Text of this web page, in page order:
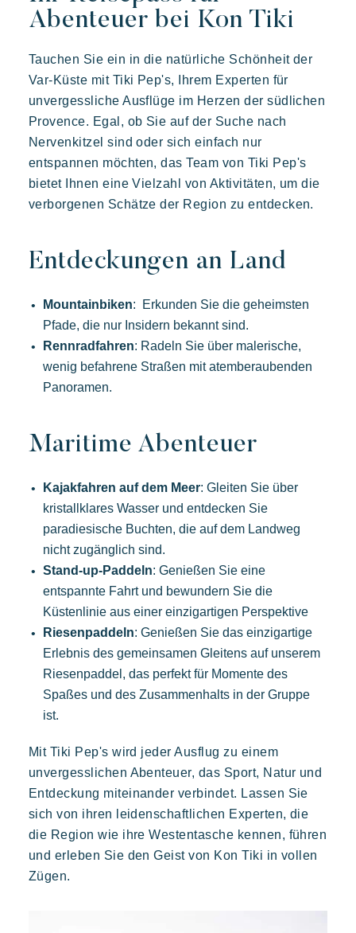
Unsere Dörfer
Abwechslungsreich Fröhlich Unvergesslich
Polynesisch inspirierte Lodges, ein atemberaubender Blick auf
Saint Tropez, eine außergewöhnliche Lage.
Kon Tiki
Festlich
Eine idyllische Umgebung am Fuße des berühmten Strandes
von Pampelonne
Toison d'or
Entdecken Sie Riviera Villages
Ein urlaub mit Riviera Villages
Die villages atmosphäre
Die Riviera erleben
Ihr nächster Urlaub
Mit der Familie genießen
Aufenthalt voller entspannung
Veranstaltungen & Feste
Die Riviera Villages App
Unsere Angebote
Kontaktieren Sie uns
Buchen
Abenteuer bei Kon Tiki
Tauchen Sie ein in die natürliche Schönheit der
Var-Küste mit Tiki Pep's, Ihrem Experten für
unvergessliche Ausflüge im Herzen der südlichen
Provence. Egal, ob Sie auf der Suche nach
Nervenkitzel sind oder sich einfach nur
entspannen möchten, das Team von Tiki Pep's
bietet Ihnen eine Vielzahl von Aktivitäten, um die
verborgenen Schätze der Region zu entdecken.
Entdeckungen an Land
Mountainbiken: Erkunden Sie die geheimsten
Pfade, die nur Insidern bekannt sind.
Rennradfahren: Radeln Sie über malerische,
wenig befahrene Straßen mit atemberaubenden
Panoramen.
Maritime Abenteuer
Kajakfahren auf dem Meer: Gleiten Sie über
kristallklares Wasser und entdecken Sie
paradiesische Buchten, die auf dem Landweg
nicht zugänglich sind.
Stand-up-Paddeln: Genießen Sie eine
entspannte Fahrt und bewundern Sie die
Küstenlinie aus einer einzigartigen Perspektive
Riesenpaddeln: Genießen Sie das einzigartige
Erlebnis des gemeinsamen Gleitens auf unserem
Riesenpaddel, das perfekt für Momente des
Spaßes und des Zusammenhalts in der Gruppe
ist.
Mit Tiki Pep's wird jeder Ausflug zu einem
unvergesslichen Abenteuer, das Sport, Natur und
Entdeckung miteinander verbindet. Lassen Sie
sich von ihren leidenschaftlichen Experten, die
die Region wie ihre Westentasche kennen, führen
und erleben Sie den Geist von Kon Tiki in vollen
Zügen.